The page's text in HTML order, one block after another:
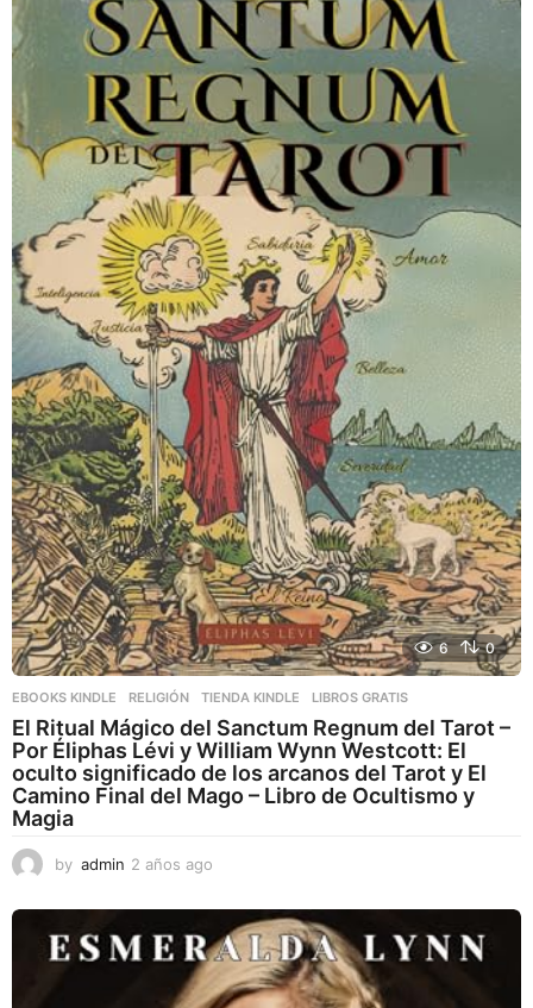
6 0
EBOOKS KINDLE ,RELIGIÓN ,TIENDA KINDLE LIBROS GRATIS
El Ritual Mágico del Sanctum Regnum del Tarot –
Por Éliphas Lévi y William Wynn Westcott: El
oculto significado de los arcanos del Tarot y El
Camino Final del Mago – Libro de Ocultismo y
Magia
by admin 2 años ago
ñ
s
g